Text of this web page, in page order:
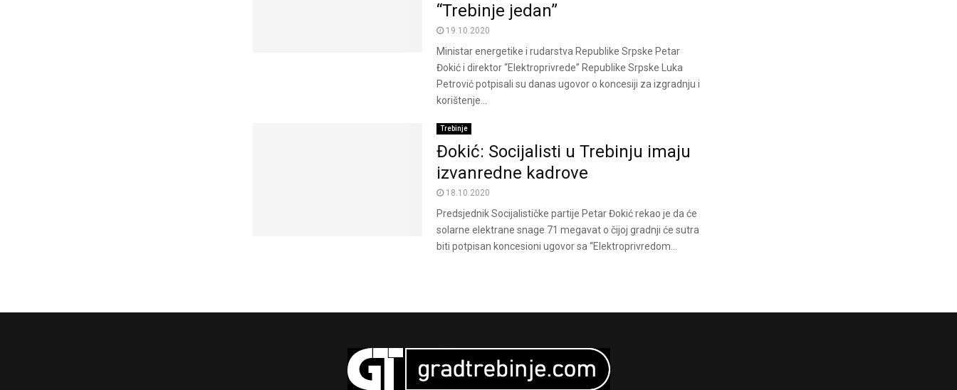
“Trebinje jedan”
19.10.2020
Ministar energetike i rudarstva Republike Srpske Petar
Đokić i direktor “Elektroprivrede” Republike Srpske Luka
Petrović potpisali su danas ugovor o koncesiji za izgradnju i
korištenje...
Trebinje
Đokić: Socijalisti u Trebinju imaju
izvanredne kadrove
18.10.2020
Predsjednik Socijalističke partije Petar Đokić rekao je da će
solarne elektrane snage 71 megavat o čijoj gradnji će sutra
biti potpisan koncesioni ugovor sa “Elektroprivredom...